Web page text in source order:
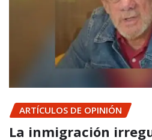
ARTÍCULOS DE OPINIÓN
La inmigración